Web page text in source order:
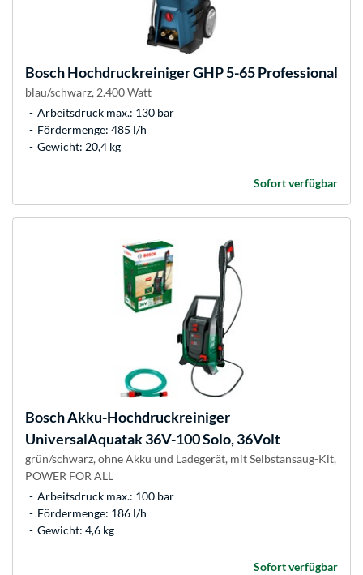
BoschHochdruckreiniger GHP 5-65 Professional
blau/schwarz, 2.400 Watt
Arbeitsdruck max.: 130 bar
Fördermenge: 485 l/h
Gewicht: 20,4 kg
Sofort verfügbar
BoschAkku-Hochdruckreiniger
UniversalAquatak 36V-100 Solo, 36Volt
grün/schwarz, ohne Akku und Ladegerät, mit Selbstansaug-Kit,
POWER FOR ALL
Arbeitsdruck max.: 100 bar
Fördermenge: 186 l/h
Gewicht: 4,6 kg
Sofort verfügbar